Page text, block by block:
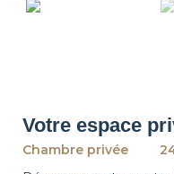
Votre espace
Chambre privée